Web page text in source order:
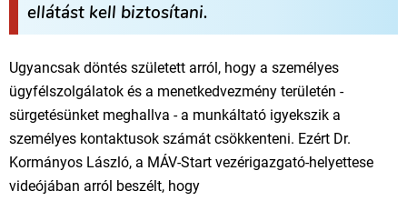
ellátást kell biztosítani.
Ugyancsak döntés született arról, hogy a személyes
ügyfélszolgálatok és a menetkedvezmény területén -
sürgetésünket meghallva - a munkáltató igyekszik a
személyes kontaktusok számát csökkenteni. Ezért Dr.
Kormányos László, a MÁV-Start vezérigazgató-helyettese
videójában arról beszélt, hogy